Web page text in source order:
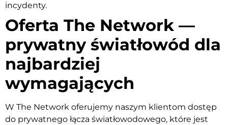
incydenty.
Oferta The Network —
prywatny światłowód dla
najbardziej
wymagających
W The Network oferujemy naszym klientom dostęp
do prywatnego łącza światłowodowego, które jest